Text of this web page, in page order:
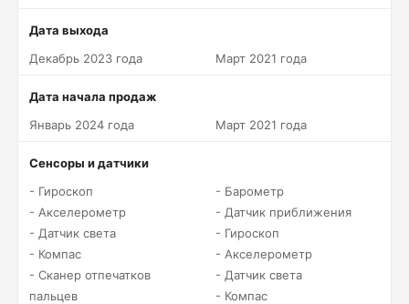
Дата выхода
Декабрь 2023 года
Март 2021 года
Дата начала продаж
Январь 2024 года
Март 2021 года
Сенсоры и датчики
- Гироскоп
- Акселерометр
- Датчик света
- Компас
- Сканер отпечатков
пальцев
- Барометр
- Датчик приближения
- Гироскоп
- Акселерометр
- Датчик света
- Компас